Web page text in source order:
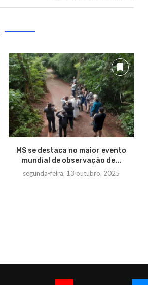
MS se destaca no maior evento
mundial de observação de...
segunda-feira, 13 outubro, 2025